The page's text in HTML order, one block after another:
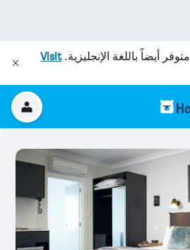
متوفر أيضاً باللغة الإنجليزية.Visit